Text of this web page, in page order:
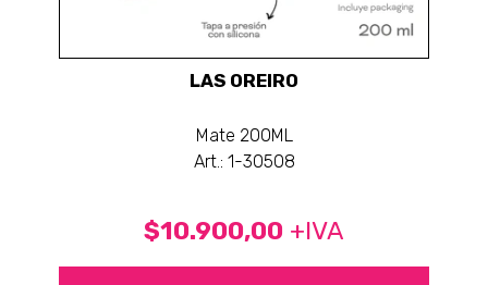
LAS OREIRO
Mate 200ML
Art.: 1-30508
$10.900,00 +IVA